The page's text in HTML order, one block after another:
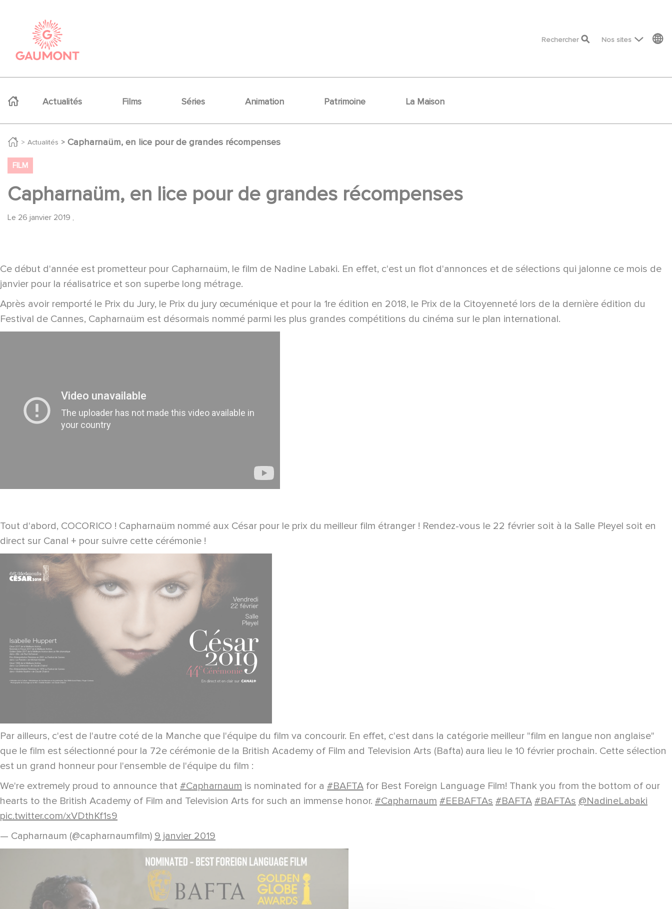
top menu
Rechercher Nos sites
Actualités Films Séries Animation Patrimoine La Maison
Actualités Capharnaüm, en lice pour de grandes récompenses
FILM
Capharnaüm, en lice pour de grandes récompenses
Le 26 janvier 2019 ,
Ce début d'année est prometteur pour Capharnaüm, le film de Nadine Labaki. En effet, c'est un flot d'annonces et de sélections qui jalonne ce mois de
janvier pour la réalisatrice et son superbe long métrage.
Après avoir remporté le Prix du Jury, le Prix du jury œcuménique et pour la 1re édition en 2018, le Prix de la Citoyenneté lors de la dernière édition du
Festival de Cannes, Capharnaüm est désormais nommé parmi les plus grandes compétitions du cinéma sur le plan international.
Tout d'abord, COCORICO ! Capharnaüm nommé aux César pour le prix du meilleur film étranger ! Rendez-vous le 22 février soit à la Salle Pleyel soit en
direct sur Canal + pour suivre cette cérémonie !
Par ailleurs, c'est de l'autre coté de la Manche que l'équipe du film va concourir. En effet, c'est dans la catégorie meilleur "film en langue non anglaise"
que le film est sélectionné pour la 72e cérémonie de la British Academy of Film and Television Arts (Bafta) aura lieu le 10 février prochain. Cette sélection
est un grand honneur pour l'ensemble de l'équipe du film :
We're extremely proud to announce that #Capharnaum is nominated for a #BAFTA for Best Foreign Language Film! Thank you from the bottom of our
hearts to the British Academy of Film and Television Arts for such an immense honor. #Capharnaum #EEBAFTAs #BAFTA #BAFTAs @NadineLabaki
pic.twitter.com/xVDthKf1s9
— Capharnaum (@capharnaumfilm) 9 janvier 2019